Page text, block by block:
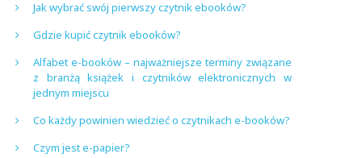
Jak wybrać swój pierwszy czytnik ebooków?
Gdzie kupić czytnik ebooków?
Alfabet e-booków – najważniejsze terminy związane
z branżą książek i czytników elektronicznych w
jednym miejscu
Co każdy powinien wiedzieć o czytnikach e-booków?
Czym jest e-papier?